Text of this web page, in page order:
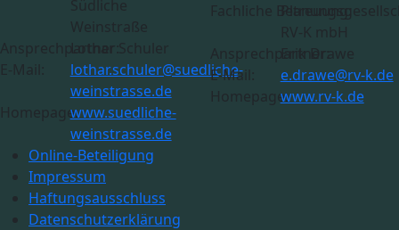
Ansprechpartner:Lothar Schuler
lothar.schuler@suedliche-
weinstrasse.de
Homepage:www.suedliche-
weinstrasse.de
Fachliche Betreuung:
Ansprechpartner:
Erik Drawe
E-Mail:
e.drawe@rv-k.de
Homepage:www.rv-k.de
Online-Beteiligung
Impressum
Haftungsausschluss
Datenschutzerklärung